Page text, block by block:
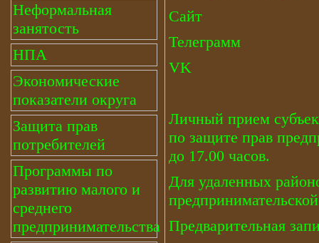
Неформальная
занятость
НПА
Экономические
показатели округа
Защита прав
потребителей
Программы по
развитию малого и
среднего
предпринимательства
Сайт
Телеграмм
VK
Личный прием
по защите прав
до 17.00 часов.
Для удаленных
Предварительная